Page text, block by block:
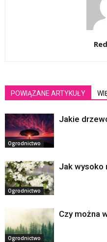
POWIĄZANE ARTYKUŁY
Ogrodnictwo
Jakie
Ogrodnictwo
Jak wysoko
Ogrodnictwo
Czy można